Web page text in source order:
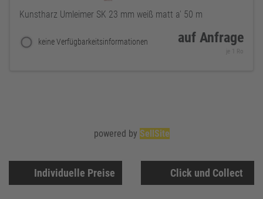
Kunstharz Umleimer SK 23 mm weiß matt a' 50 m
keine Verfügbarkeitsinformationen auf Anfrage
je 1 Ro
Individuelle Preise Click und Collect
powered by SellSite